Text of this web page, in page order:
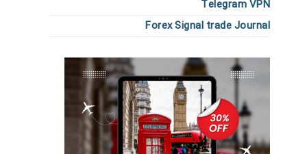
Telegram VPN
Forex Signal trade Journal